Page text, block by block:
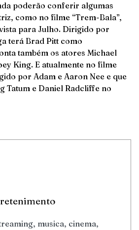
poderão conferir algumas
como no filme “Trem-Bala”,
para Julho. Dirigido por
terá Brad Pitt como
também os atores Michael
King. E atualmente no filme
por Adam e Aaron Nee e que
Tatum e Daniel Radcliffe no
musica, cinema,